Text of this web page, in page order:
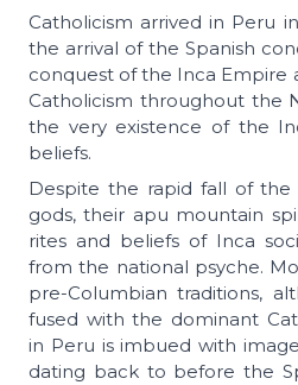
Catholicism arrived in Peru
the arrival of the Spanish
conquest of the Inca Empire
Catholicism throughout the
the very existence of the
beliefs.
Despite the rapid fall of
gods, their apu mountain
rites and beliefs of Inca
from the national psyche.
pre-Columbian traditions,
fused with the dominant
in Peru is imbued with
dating back to before the